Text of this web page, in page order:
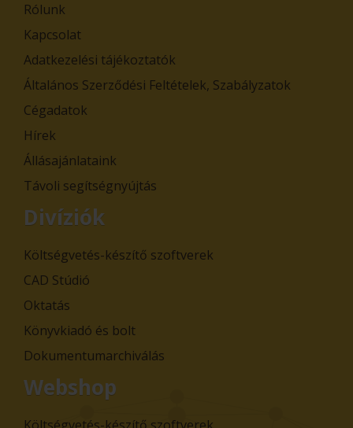
Rólunk
Kapcsolat
Adatkezelési tájékoztatók
Általános Szerződési Feltételek, Szabályzatok
Cégadatok
Hírek
Állásajánlataink
Távoli segítségnyújtás
Divíziók
Költségvetés-készítő szoftverek
CAD Stúdió
Oktatás
Könyvkiadó és bolt
Dokumentumarchiválás
Webshop